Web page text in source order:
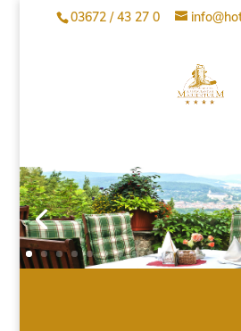
03672 / 43 27 0